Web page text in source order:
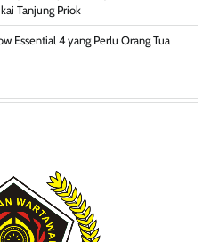
Tanjung Priok
Essential 4 yang Perlu Orang Tua